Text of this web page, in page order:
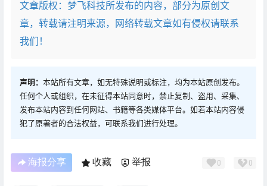
文章版权：梦飞科技所发布的内容，部分为原创文
章，转载请注明来源，网络转载文章如有侵权请联系
我们！
声明： 本站所有文章，如无特殊说明或标注，均为本站原创发布。
任何个人或组织，在未征得本站同意时，禁止复制、盗用、采集、
发布本站内容到任何网站、书籍等各类媒体平台。如若本站内容侵
犯了原著者的合法权益，可联系我们进行处理。
海报分享 收藏 举报 0 0